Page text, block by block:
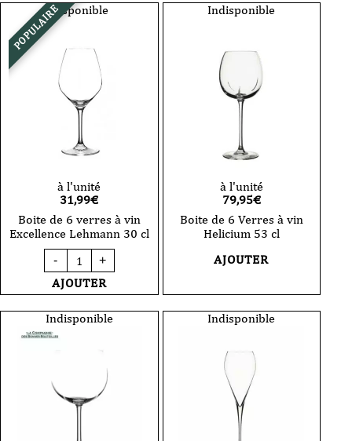
Flutes
champagne
Lehmann
POPULAIREDisponible
à l'unité
31,99€
Boite de 6 verres à vin
Excellence Lehmann 30 cl
-
quantité
de
Boite
de
verres
à
Excellence
Lehmann
+
AJOUTER
Indisponible
à l'unité
79,95€
Boite de 6 Verres à vin
Helicium 53 cl
AJOUTER
Indisponible Indisponible